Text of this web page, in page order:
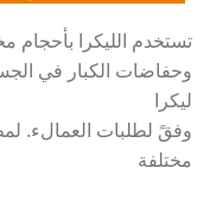
تستخدم الليكرا بأحجام
وحفاضات الكبار في
ليكرا
وفقً لطلبات العمالء.
مختلفة